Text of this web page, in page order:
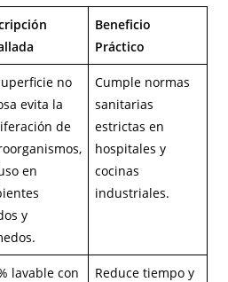
Beneficio
Práctico
no
evita la
de
en
y
Cumple normas
sanitarias
estrictas en
hospitales y
cocinas
industriales.
lavable con
Reduce tiempo y